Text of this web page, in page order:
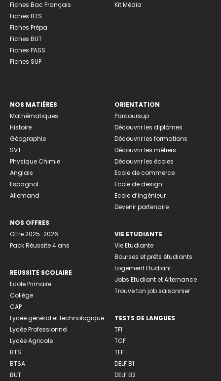
Fiches Bac Français
Fiches BTS
Fiches Prépa
Fiches BUT
Fiches PASS
Fiches SUP
Kit Média
NOS MATIÈRES
Mathématiques
Histoire
Géographie
SVT
Physique Chimie
Anglais
Espagnol
Allemand
NOS OFFRES
Offre 2025-2026
Pack Réussite 4 ans
REUSSITE SCOLAIRE
Ecole Primaire
Collège
CAP
Lycée général et technologique
Lycée Professionnel
Lycée Agricole
BTS
BTSA
BUT
ORIENTATION
Parcoursup
Découvrir les diplômes
Découvrir les formations
Découvrir les métiers
Découvrir les écoles
Ecole de commerce
Ecole de design
Ecole d’ingénieur
Devenir partenaire
VIE ETUDIANTE
Vie Etudiante
Bourses et prêts étudiants
Logement Etudiant
Jobs Etudiant et Alternance
Trouve ton job saisonnier
TESTS DE LANGUES
TFI
TCF
TEF
DELF B1
DELF B2